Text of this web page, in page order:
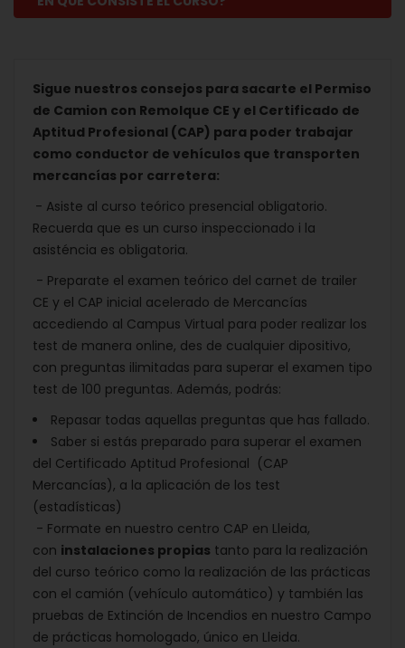
Sigue nuestros consejos para sacarte el Permiso
de Camion con Remolque CE y el Certificado de
Aptitud Profesional (CAP) para poder trabajar
como conductor de vehículos que transporten
mercancías por carretera:
- Asiste al curso teórico presencial obligatorio.
Recuerda que es un curso inspeccionado i la
asisténcia es obligatoria.
- Preparate el examen teórico del carnet de trailer
CE y el CAP inicial acelerado de Mercancías
accediendo al Campus Virtual para poder realizar los
test de manera online, des de cualquier dipositivo,
con preguntas ilimitadas para superar el examen tipo
test de 100 preguntas. Además, podrás:
Repasar todas aquellas preguntas que has fallado.
Saber si estás preparado para superar el examen
del Certificado Aptitud Profesional (CAP
Mercancías), a la aplicación de los test
(estadísticas)
- Formate en nuestro centro CAP en Lleida,
con instalaciones propias tanto para la realización
del curso teórico como la realización de las prácticas
con el camión (vehículo automático) y también las
pruebas de Extinción de Incendios en nuestro Campo
de prácticas homologado, único en Lleida.